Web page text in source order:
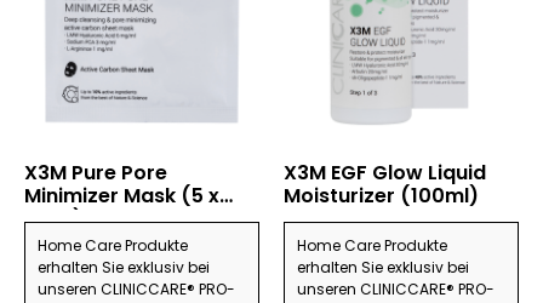
X3M Pure Pore
Minimizer Mask (5 x
25ml)
Home Care Produkte
erhalten Sie exklusiv bei
unseren CLINICCARE® PRO-
X3M EGF Glow Liquid
Moisturizer (100ml)
Home Care Produkte
erhalten Sie exklusiv bei
unseren CLINICCARE® PRO-